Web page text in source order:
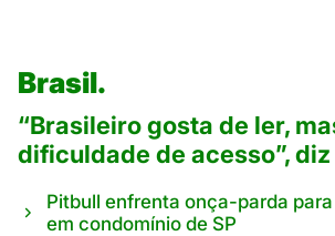
Brasil.
“Brasileiro gosta de ler,
dificuldade de acesso”,
Pitbull enfrenta onça-parda
em condomínio de SP